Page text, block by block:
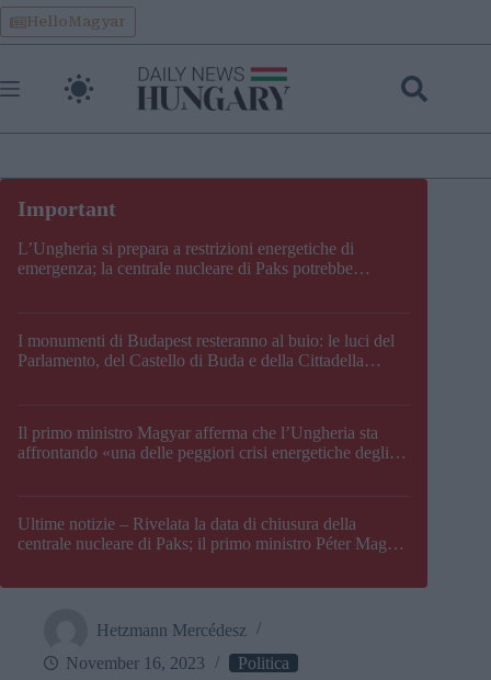
Skip
to
content
HelloMagyar
L’Ungheria si prepara a restrizioni energetiche di
emergenza; la centrale nucleare di Paks potrebbe
I monumenti di Budapest resteranno al buio: le luci del
Parlamento, del Castello di Buda e della Cittadella
Il primo ministro Magyar afferma che l’Ungheria sta
affrontando «una delle peggiori crisi energetiche degli
Ultime notizie – Rivelata la data di chiusura della
centrale nucleare di Paks; il primo ministro Péter Magyar
Hetzmann Mercédesz
November 16, 2023
Politica